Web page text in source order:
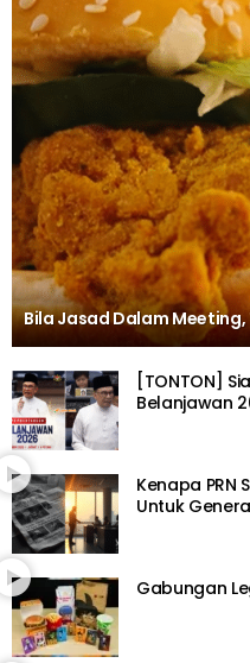
Bila Jasad Dalam
[TONTON]
Belanjawan
Kenapa PRN
Untuk
Gabungan